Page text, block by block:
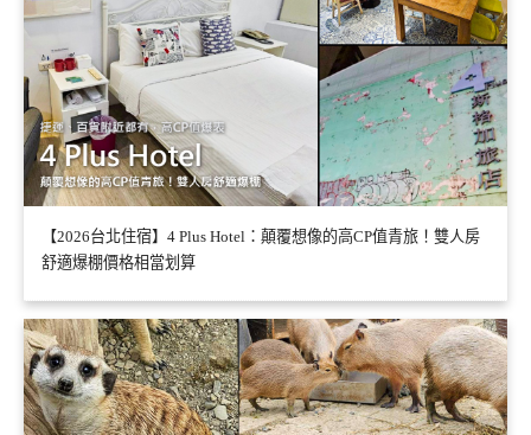
【2026台北住宿】4 Plus Hotel：顛覆想像的高CP值青旅！雙人房
舒適爆棚價格相當划算